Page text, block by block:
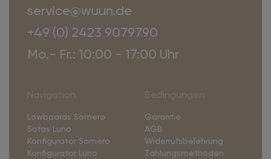
service@wuun.de
+49 (0) 2423 9079790
Mo.- Fr.: 10:00 - 17:00 Uhr
Lowboards Somero
Sofas Luno
Konfigurator Somero
Konfigurator Luno
Garantie
AGB
Widerrufsbelehrung
Zahlungsmethoden